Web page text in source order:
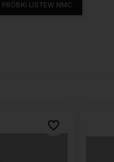
PRÓBKI LISTEW NMC
Do ulubionych